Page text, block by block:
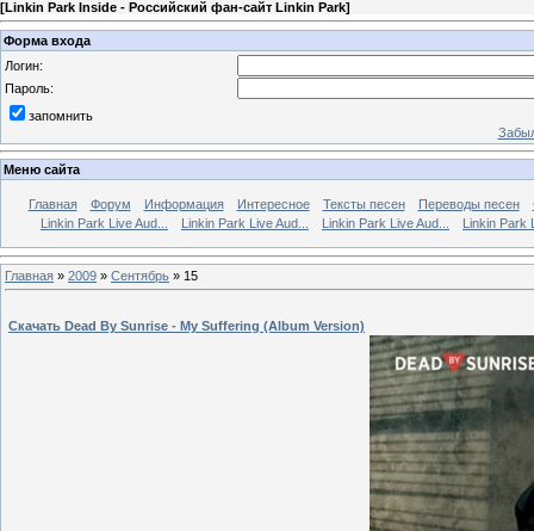
[Linkin Park Inside - Российский фан-сайт Linkin Park]
Форма входа
Логин:
Пароль:
запомнить
Меню сайта
Главная Форум Информация Интересное Тексты песен Переводы песен
Linkin Park Live Aud...
Linkin Park Live Aud... Linkin Park Live Aud... Linkin Park
Главная » 2009 » Сентябрь » 15
Скачать Dead By Sunrise - My Suffering (Album Version)